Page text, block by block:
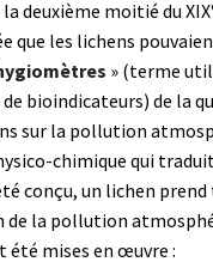
deuxième moitié du XIX
que les lichens
» (terme
bioindicateurs) de la
sur la pollution
chimique qui
conçu, un lichen
la pollution
mises en œuvre :